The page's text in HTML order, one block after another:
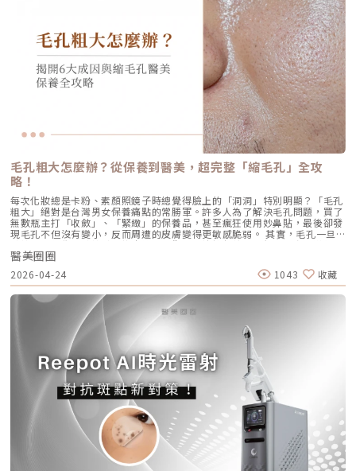
隔30天）後，在1個月與4個月的評估中，皮膚彈性與保濕度均有顯著提
升，且效果可維持至少4個月。受試者自我評估亦反映皺紋減少、肌膚更緊
緻，印證持續治療的重要性。（參考來源：Sparavigna et al., 2022）璞
菲洛療程前後注意事項術前： 停止服用抗凝血藥物（如阿斯匹靈、維他命
E） 治療當天避免化妝、飲酒 保持作息規律，避免熬夜與重度壓力術後：
24小時內避免按摩施打部位 三天內避免劇烈運動與三溫暖 一週內避免臉部
熱敷與刺激性護膚產品 建議加強保濕、防曬，幫助效果延長璞菲洛副作用
與風險Profhilo屬於非交聯玻尿酸，不含化學交聯劑，生物相容性極佳，副
作用相對少。常見輕微反應包括： 注射處短暫腫脹、微紅 局部輕微瘀青
（數日內可自行消退） 極少數人可能會有輕微搔癢或壓痛感，通常在數天
內緩解※ 選擇合法診所與原廠授權產品，是避免療程風險最關鍵的因素。
為什麼 Profhilo 成為新一代醫美趨勢？隨著醫美觀念的演變，越來越多人
追求自然、柔和的改善效果，不希望臉部看起來僵硬或過度膨脹。Profhilo
與傳統填充型療程最大的不同，在於它獨特的「重建」式作用。Profhilo
並非單純地填補，而是將高濃度玻尿酸均勻分布於肌膚真皮層，從底層刺激
膠原蛋白與彈力蛋白新生，啟動肌膚的自我修復能力，讓效果柔和自然，能
有效降低傳統填充物可能帶來的異物感，也更貼近肌膚自然老化的邏輯。此
外，Profhilo 完美契合了當前醫美市場「微侵入式」與「預防型保養」的
趨勢。它填補了日常保養品與侵入式手術之間的空缺，不需像肉毒桿菌那樣
限制表情，也不需要像手術拉皮那樣漫長的恢復期。對於生活忙碌、注重效
率的現代人來說，這讓它更容易被接受，成為許多人延緩老化、提升膚質的
首選。臨床案例分享以下為原廠提供的實際案例，透過Profhilo逆時針療
程，觀察治療前後肌膚狀態的變化，供大家參考了解療程效果。璞菲洛
Profhilo常見Q&AQ1：PROFHILO和水光療程有什麼差別？ 水光著重在肌
膚表層補水，讓皮膚變得水嫩透亮；而PROFHILO作用層次更深，不只補
水，還能活化膠原蛋白、彈力蛋白等細胞修復，提升整體彈性與緊緻度。它
的特點是透過穩定擴散來刺激肌膚自我修復，不靠刺激或破壞，適合想全面
改善膚況的人。Q2：可以和電波、音波等療程搭配嗎？ 可與電波、音波等
療程搭配使用，建議間隔約兩週，具體施打順序與時間需由醫師評估。電
波、音波術後可加速肌膚修復並延長效果，但需等皮膚完全降溫後再進行
Profhilo療程。施打前請務必諮詢醫師，遵從專業建議安排療程。Q3：璞
菲洛每年需要打幾次？ 一個完整療程通常包含三次施打，前兩次相隔約一
個月，第三次則可在四到六個月後進行。視個人膚況與需求，也可安排後續
加強療程，以延續效果。Q4：頸紋、手部老化也能打嗎？ 可以。Profhilo
在頸部與手背同樣有良好表現，能改善乾紋與鬆弛，是全方位肌膚重建療
程。Q5：是否適合所有膚質？ 大多數人皆可接受，但孕婦、哺乳中女性與
對玻尿酸過敏者不建議施打。Q6：哪些人適合做Profhilo？需要幾歲才能
做？Profhilo適合有初期老化、乾燥或鬆弛困擾的人，通常建議從30歲以後
就可以評估施作。特別推薦給希望改善膚況，又不想讓五官改變或產生膨脹
感的人。Q7：施打Profhilo會很痛嗎？會不會腫？需要修復期嗎？療程過
程簡單快速，使用極細針在臉部五個特定位點注射，疼痛感輕微。少數人會
有暫時性紅腫或小腫塊，通常幾小時內可自然消退，不會影響日常活動。
織受熱收縮，會有 10-20% 的即時拉提感。真正的巔峰效果會在術後 2–3
個月，隨著膠原蛋白的大量新生，輪廓會日益清晰。 維持時間：在規律的
生活作息下，一次優良的治療效果可維持 12–18 個月。四、 蔡醫師的減齡
處方箋：美音二代的精準佈點很多診所標榜「破千條」的音波，但我始終堅
持：條數不是越多越好，精準度才是關鍵。過多的能量可能造成脂肪萎縮
（臉凹），過少則無感。在辰美學，我會根據每一位客人的臉型厚薄、鬆弛
程度，規劃專屬的能量地圖。以下是 2026 年我常用的建議處方： 施作區
更好的「精緻度」，我常會建議在音波拉提後，搭配再生針（瑞德喜）進行
外輪廓的固定，或是以「混合式填充」補足流失的骨架支撐。這種「由內拉
提、由外固定」的複合思維，才是現代抗老的趨勢。五、 2026 醫美行情與
避坑建議當妳搜尋「美國音波二代價格」時，會發現市場行情落差很大。身
為醫師，我必須提醒大家，費用背後包含的是原廠探頭成本、儀器維護、以
及最重要的「醫師的技術與判讀經驗」。 認明原廠授權：施打前請掃描儀
器與探頭 QR Code，確保非水貨或非法翻新探頭。 選擇認證醫師：音波拉
提需要精準的解剖學知識，只有受過原廠培訓的醫師，才能在「安全邊界
內」將能量發揮到極致。六、 結語：愛美，是為了成就更好的自己我常
說，醫美的意義不在於把妳變成另外一個人，而在於「找回最巔峰狀態的
妳」。看著客人在治療後，重新對鏡子裡的自己露出自信的微笑，那是我身
技術，結合我對面部結構的美感理解，悉心守護妳每一寸肌膚的張力。如果
您也對輪廓的流失感到焦慮，或者正猶豫哪種療程最適合自己，歡迎預約來
診間，讓我們在一個放鬆、透明的環境下，一起討論出最適合您的減齡計
畫。
包含四大關鍵： 皮脂分泌過盛：受到賀爾蒙、壓力、飲食或基因影響，皮
脂腺製造出過多的油脂。 毛囊角化異常：老廢角質無法正常代謝，與油脂
混合後堵塞毛孔，形成粉刺。 痤瘡桿菌增生：堵塞的無氧毛孔成為痤瘡桿
菌（C. acnes）的溫床，細菌大量繁殖。 發炎反應：細菌代謝物引發免疫
反應，導致紅腫、化膿，形成嚴重的囊腫型或膿皰型痘痘。在這四個環節
中，「皮脂分泌過盛」是啟動後續一連串災難的開關。傳統的治療方式，如
抗生素主要針對殺菌；外用酸類主要針對去角質。唯有口服 A 酸能夠有效抑
制皮脂腺分泌，這也是為什麼口服 A 酸過去被視為治療嚴重痘痘的終極武
器。然而，口服 A 酸伴隨著全身性的副作用。而 AviClear 戰痘雷射的誕
生，就是為了一次解決這個痛點：我們能不能在不吃藥的情況下，精準且長
效地控制皮脂腺？什麼是 AviClear 戰痘雷射？解密 1726nm 的物理奇蹟
AviClear 戰痘雷射是一台利用特定波長光能來治療痤瘡的醫療儀器。它的核
心技術在於突破性的1726nm 波長雷射。1. 為什麼是 1726nm 波長？「專
吃油脂」的標靶治療在雷射醫學中，不同的波長會被不同的目標物（如黑色
素、血紅素、水分）吸收。1726nm 這個波長非常特殊，它在人體組織
中，被皮脂（油脂）吸收的效率，大約是被水分吸收的 2 倍。當 AviClear
的雷射光束打入真皮層時，能量會精準地被富含油脂的「皮脂腺」大量吸
收，進而產生熱能。這些熱能會破壞過度活躍的皮脂腺細胞，變得萎縮、分
泌量大幅下降。當沒有過多的油脂，毛孔就不易堵塞，痤瘡桿菌也失去了生
存的養分，痘痘自然就失去了生長的溫床。2. AviCool™ 藍寶石冷卻系統：
保護表皮，大幅提升舒適度既然要用熱能破壞深層的皮脂腺，表皮會不會被
燙傷？這正是 AviClear 的另一項核心專利。機器配備了專屬的 AviCool™
藍寶石接觸式冷卻系統。在雷射擊發前、擊發中與擊發後，冷卻系統會持續
將表皮溫度維持在安全的低溫狀態。這不僅能防止表皮熱傷害、避免術後反
黑，更大幅降低了療程中的痛感，讓患者在不需要敷麻藥的情況下（視個人
耐受度而定），也能順利完成治療。AviClear 戰痘雷射 vs. 藍雷射與傳統療
法：抗痘金大PK過去我們面對嚴重的青春痘，「吞口服A酸」幾乎是唯一的
終極解方。然而，隨著光電科技的突破，現代的醫美抗痘已經邁入了「精準
破壞皮脂腺」的新紀元。目前市面上討論度最高的兩大抗痘黑科技，分別是
AviClear 戰痘雷射與 CAPRI 藍雷射。雖然兩者都主打不吃藥、從根源控
油，但在波長與作用機制上卻有著根本的差異。我們該如何選擇？它們與傳
統的口服A酸又有什麼不同？以下為您全面解析。頂尖對決：AviClear 戰痘
雷射 vs. CAPRI 藍雷射這兩款都是目前熱門的無藥物抗痘雷射，雖然目標一
致，但「作戰策略」卻截然不同：1. AviClear 戰痘雷射（1726nm）：專
注皮脂腺的「源頭阻斷」作用原理：搭載專利 1726nm 波長，具備極高的
「油脂專一性」，能穿透皮膚精準鎖定並加熱肥大的皮脂腺，使其萎縮。核
心強項：直接從源頭切斷出油量並破壞痘痘的生長環境，主打極長效的抗痘
與控油效果，非常適合追求長期穩定膚況、不想依賴藥物的人。2. CAPRI
藍雷射（1450nm + 450nm）：控油＋殺菌的「雙效複合」作用原理：結
合 1450nm 的熱能來縮減皮脂腺（控油），同時搭配 450nm 藍光直接消
滅表皮的痤瘡桿菌（殺菌）。核心強項：雙管齊下，對於臉上正在急性發
炎、紅腫的痘痘，具有極佳的立即退紅與消炎效果，適合需要快速壓制大面
毛孔粗大怎麼辦？從保養到醫美，超完整「縮毛孔」全攻
略！
每次化妝總是卡粉、素顏照鏡子時總覺得臉上的「洞洞」特別明顯？「毛孔
粗大」絕對是台灣男女保養痛點的常勝軍。許多人為了解決毛孔問題，買了
無數瓶主打「收斂」、「緊緻」的保養品，甚至瘋狂使用妙鼻貼，最後卻發
現毛孔不但沒有變小，反而周遭的皮膚變得更敏感脆弱。 其實，毛孔一旦
被撐大，就像是被撐鬆的橡皮筋，光靠日常塗抹保養品是很難「完全逆轉」
的。想要有效改善毛孔粗大，我們必須先搞懂你的毛孔是哪一種「型」，才
能對症下藥！這篇文章將帶你從日常保養到專業醫美療程，全面拯救毛孔粗
大的終極對策。為什麼我的毛孔會變大？揭開毛孔粗大的 6大元兇在探討怎
麼解決之前，我們得先抓出讓毛孔變大的罪魁禍首。毛孔粗大絕對不是單一
原因造成的，通常是以下幾個因素交織而成的結果：1. 【油脂型毛孔】：中
東油田的擴建工程毛孔是皮脂排出的主要通道。當你的皮脂腺天生比較發
達，或是受到氣溫升高、荷爾蒙波動、常吃高油高糖食物影響，導致出油量
大增時，通道就會被迫「擴建」來排出這些大量油脂。2. 【角質型毛孔】：
通道堵塞引發的連鎖反應健康的肌膚會自然代謝老廢角質，但如果代謝異
常，這些廢棄角質就會和皮脂、空氣中的髒污混合在一起，死死地堵塞在毛
孔開口。久而久之，毛孔就像被塞了軟木塞一樣，被越撐越大。3. 【老化型
毛孔】：膠原蛋白流失的初老警報真皮層中的「膠原蛋白」和「彈力蛋白」
就像是撐起毛孔的堅固地基。隨著年齡增長，或是長期不防曬導致的「光老
化」，地基流失、失去支撐力，毛孔邊緣的肌膚就會順著地心引力往下垂。
4. 【缺水型毛孔】：肌膚乾旱造成的表面危機這點常被許多人忽略！當角質
層極度缺水時，毛孔周圍的表皮細胞會像失去水分的蘋果一樣乾癟、萎縮，
無法飽滿排列。在細胞與細胞之間的縫隙變大之下，視覺上毛孔就顯得非常
明顯。5. 【疤痕型毛孔】：手癢硬擠留下的歷史遺跡嚴格來說這已經是「痘
疤」的範疇。過去長了嚴重的發炎性青春痘，或是手癢過度暴力擠壓，導致
真皮層組織嚴重受損。在傷口修復的過程中產生了纖維化拉扯，最終形成不
醫美圈圈
2026-04-24 1043 收藏